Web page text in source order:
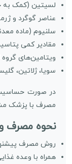
لسیتین (کمک
عناصر گوگرد و
سلنیوم (ماده
مقادیر کمی
ویتامین‌های گروه B و ویتامین C
سویا، ژلاتین،
در صورت حساسیت
مصرف با پزشک
نحوه مصرف
روش مصرف پیشنهادی
همراه با وعده